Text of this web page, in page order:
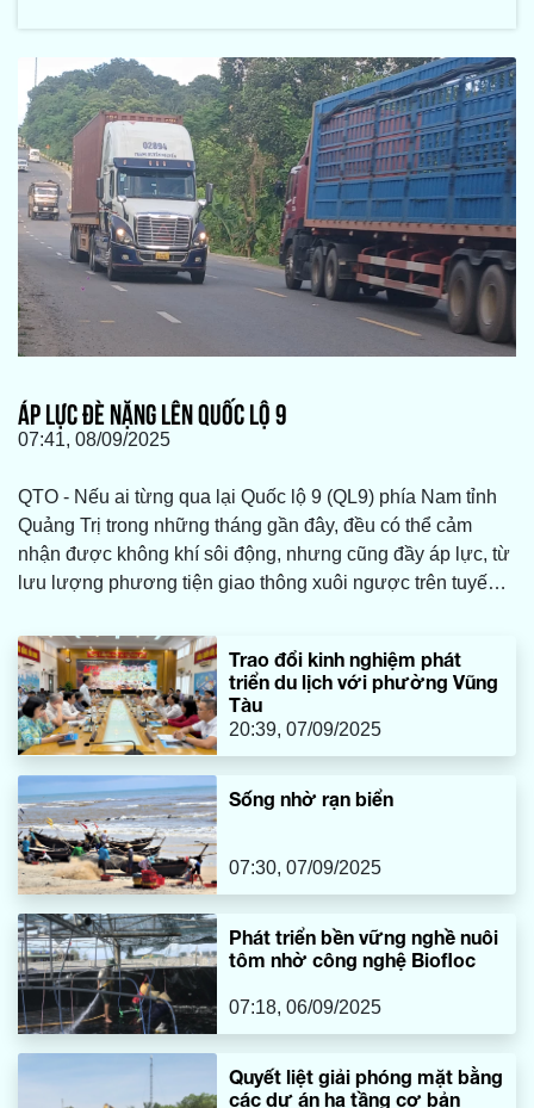
ÁP LỰC ĐÈ NẶNG LÊN QUỐC LỘ 9
07:41, 08/09/2025
QTO - Nếu ai từng qua lại Quốc lộ 9 (QL9) phía Nam tỉnh
Quảng Trị trong những tháng gần đây, đều có thể cảm
nhận được không khí sôi động, nhưng cũng đầy áp lực, từ
lưu lượng phương tiện giao thông xuôi ngược trên tuyến
Trao đổi kinh nghiệm phát
triển du lịch với phường Vũng
Tàu
20:39, 07/09/2025
Sống nhờ rạn biển
07:30, 07/09/2025
Phát triển bền vững nghề nuôi
tôm nhờ công nghệ Biofloc
07:18, 06/09/2025
Quyết liệt giải phóng mặt bằng
các dự án hạ tầng cơ bản